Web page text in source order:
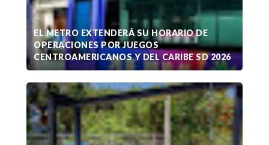
EL METRO EXTENDERÁ SU HORARIO DE
OPERACIONES POR JUEGOS
CENTROAMERICANOS Y DEL CARIBE SD 2026